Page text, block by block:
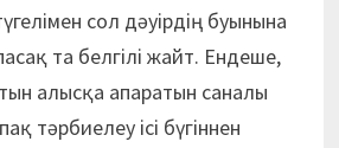
сол дәуірдің буынына
та белгілі жайт. Ендеше,
алысқа апаратын саналы
тәрбиелеу ісі бүгіннен